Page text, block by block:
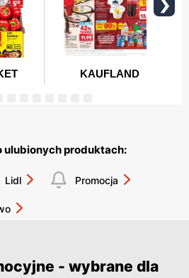
ulubionych produktach:
Lidl Promocja
- wybrane dla